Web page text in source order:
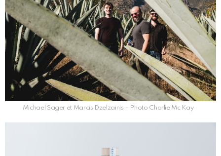
Michael Sager et Marcis Dzelzainis – Photo Charlie Mc Kay